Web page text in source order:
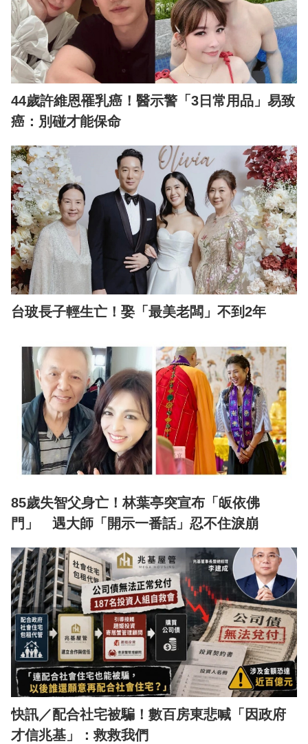
44歲許維恩罹乳癌！醫示警「3日常用品」易致
癌：別碰才能保命
台玻長子輕生亡！娶「最美老闆」不到2年
85歲失智父身亡！林葉亭突宣布「皈依佛
門」 遇大師「開示一番話」忍不住淚崩
快訊／配合社宅被騙！數百房東悲喊「因政府
才信兆基」：救救我們